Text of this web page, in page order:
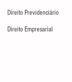
Direito Previdenciário
Direito Empresarial